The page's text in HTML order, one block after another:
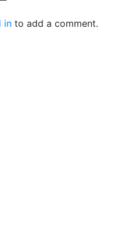
into add a comment.